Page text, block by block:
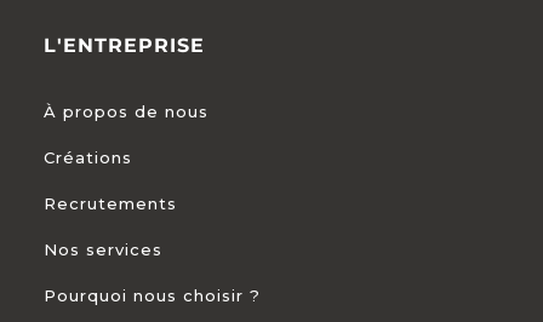
L'ENTREPRISE
À propos de nous
Créations
Recrutements
Nos services
Pourquoi nous choisir ?